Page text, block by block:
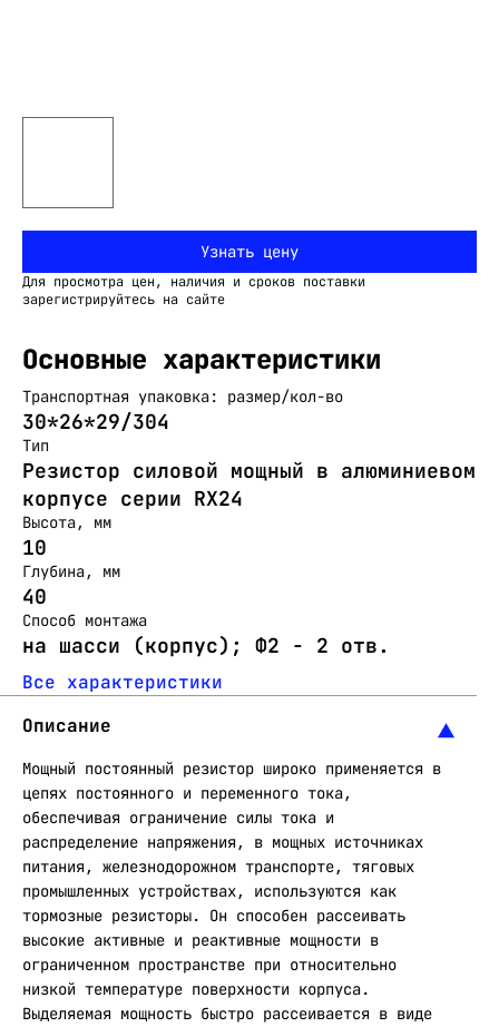
Узнать цену
Для просмотра цен, наличия и сроков поставки
зарегистрируйтесь на сайте
Основные характеристики
Транспортная упаковка: размер/кол-во
30*26*29/304
Тип
Резистор силовой мощный в алюминиевом
корпусе серии RX24
Высота, мм
10
Глубина, мм
40
Способ монтажа
на шасси (корпус); Ф2 - 2 отв.
Все характеристики
Описание
Мощный постоянный резистор широко применяется в
цепях постоянного и переменного тока,
обеспечивая ограничение силы тока и
распределение напряжения, в мощных источниках
питания, железнодорожном транспорте, тяговых
промышленных устройствах, используются как
тормозные резисторы. Он способен рассеивать
высокие активные и реактивные мощности в
ограниченном пространстве при относительно
низкой температуре поверхности корпуса.
Выделяемая мощность быстро рассеивается в виде